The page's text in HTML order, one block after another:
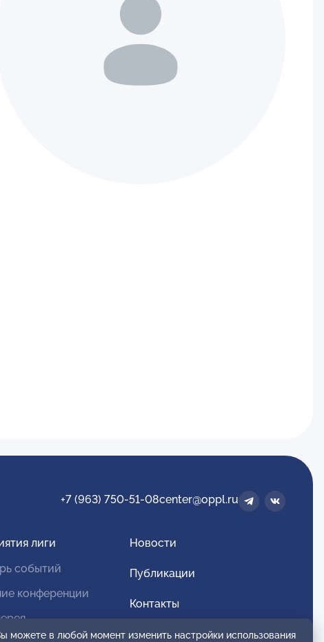
+7 (963) 750-51-08center@oppl.ru
лиги
событий
конференции
Новости
Публикации
Контакты
Для спонсоров и партнеров
можете в любой момент изменить настройки использования